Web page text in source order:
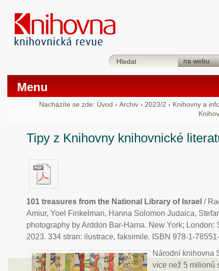
Menu
Nacházíte se zde: Úvod › Archiv › 2023/2 › Knihovny a
Tipy z Knihovny knihovnické
101 treasures from the National Library of Israel /
Amiur, Yoel Finkelman, Hanna Solomon Judaica,
photography by Arddon Bar-Hama. New York; London:
2023. 334 stran: ilustrace, faksimile. ISBN 978-1-
Národní knihovna
více než 5 milionů